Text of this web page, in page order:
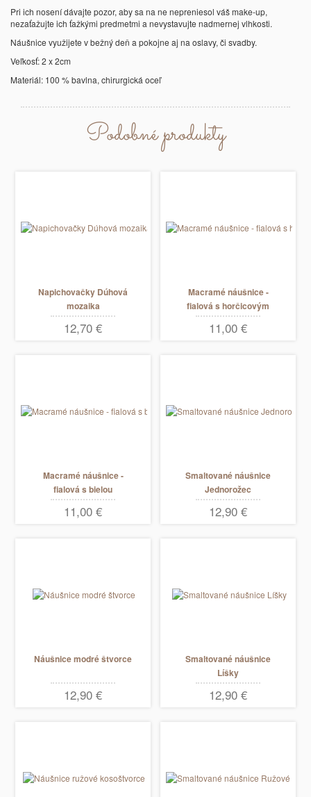
Pri ich nosení dávajte pozor, aby sa na ne nepreniesol váš make-up,
nezaťažujte ich ťažkými predmetmi a nevystavujte nadmernej vlhkosti.
Náušnice využijete v bežný deň a pokojne aj na oslavy, či svadby.
Veľkosť: 2 x 2cm
Materiál: 100 % bavlna, chirurgická oceľ
Podobné produkty
Napichovačky Dúhová
mozaika
12,70 €
Macramé náušnice -
fialová s horčicovým
pruhom
11,00 €
Macramé náušnice -
fialová s bielou
11,00 €
Smaltované náušnice
Jednorožec
12,90 €
Náušnice modré štvorce
12,90 €
Smaltované náušnice
Líšky
12,90 €